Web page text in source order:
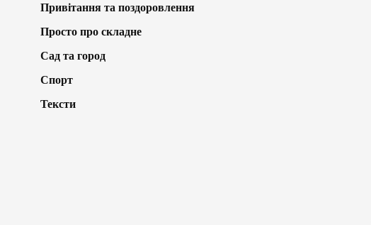
Привітання та поздоровлення
Просто про складне
Сад та город
Спорт
Тексти